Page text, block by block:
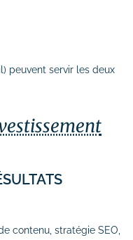
peuvent servir les deux
contenu, stratégie SEO,